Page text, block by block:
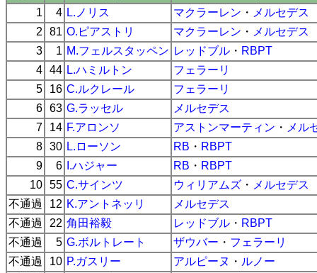
1
4 L.ノリス マクラーレン ・ メルセデス
2
81 O.ピアストリ マクラーレン ・ メルセデス
3
1 M.フェルスタッペン レッドブル ・ RBPT
4 44 L.ハミルトン
フェラーリ
5
16 C.ルクレール
フェラーリ
6 63 G.ラッセル
メルセデス
7
14 F.アロンソ アストンマーティン ・ メル
8 30 L.ローソン RB ・ RBPT
9
6 I.ハジャー RB ・ RBPT
10 55 C.サインツ ウィリアムズ ・ メルセデス
不通過
12 K.アントネッリ
メルセデス
不通過
22 角田裕毅 レッドブル ・ RBPT
不通過
5 G.ボルトレート ザウバー ・ フェラーリ
不通過
10 P.ガスリー アルピーヌ ・ ルノー